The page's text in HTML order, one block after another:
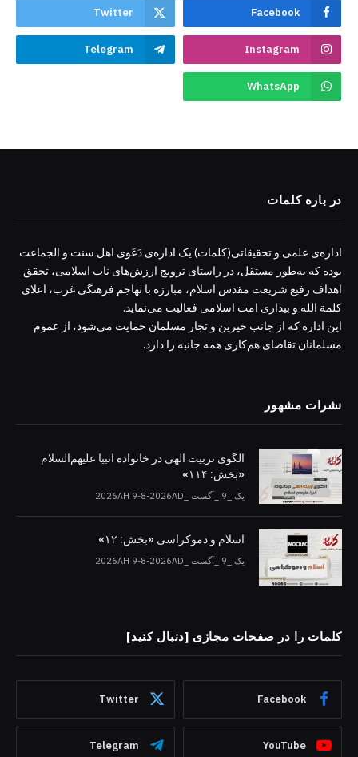
Facebook
Twitter
Instagram
Telegram
WhatsApp
در باره کلمات
اداره‌ی علمی و تحقیقاتی(کلمات) یک اداره‌ی دَعَوی اهل سنت و الجماعت
بوده که به‌طور مستقل، در راستای ترویج ارزش‌های ناب اسلامی، تحقق
اهداف رفیع شریعت مقدس اسلام، مبارزه با تهاجم فرهنگی غرب، اعلای
کلمة الله و بیداری امت اسلامی فعالیت می‌نماید.
این اداره که از جانب خیرین و تجار مسلمان حمایت می‌شود، از عموم
مسلمانان تقاضای هم‌کاری همه جانبه را دارد.
نشرات مشهور
الگوی تربیت الهی در خانواده انبیا‌‌ علیهم‌السلام
«بخش: ۱۱۴»
یک _9 _آگست _2026AH 9-8-2026AD
اسلام و دموکراسی «بخش: ۱۲»
یک _9 _آگست _2026AH 9-8-2026AD
کلمات را در صفحات مجازی [دنبال کنید]
Facebook
Twitter
YouTube
Telegram